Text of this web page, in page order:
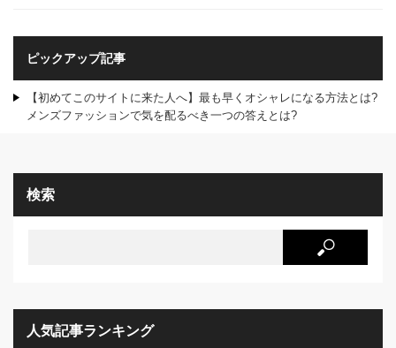
ピックアップ記事
【初めてこのサイトに来た人へ】最も早くオシャレになる方法とは?
メンズファッションで気を配るべき一つの答えとは?
検索
人気記事ランキング